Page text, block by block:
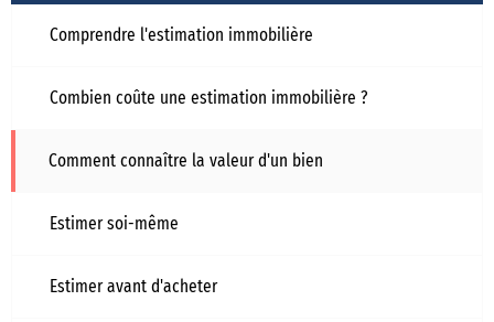
Comprendre l'estimation immobilière
Combien coûte une estimation immobilière ?
Comment connaître la valeur d'un bien
Estimer soi-même
Estimer avant d'acheter